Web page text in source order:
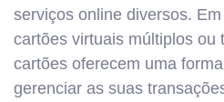
serviços online diversos.
cartões virtuais múltiplos ou
cartões oferecem uma
gerenciar as suas